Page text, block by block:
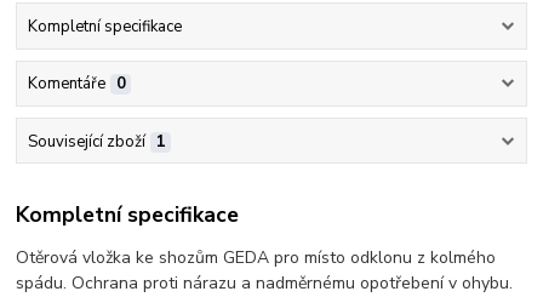
Kompletní specifikace
Komentáře 0
Související zboží 1
Kompletní specifikace
Otěrová vložka ke shozům GEDA pro místo odklonu z kolmého
spádu. Ochrana proti nárazu a nadměrnému opotřebení v ohybu.